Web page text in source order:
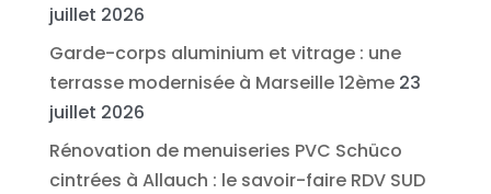
juillet 2026
Garde-corps aluminium et vitrage : une
terrasse modernisée à Marseille 12ème 23
juillet 2026
Rénovation de menuiseries PVC Schüco
cintrées à Allauch : le savoir-faire RDV SUD